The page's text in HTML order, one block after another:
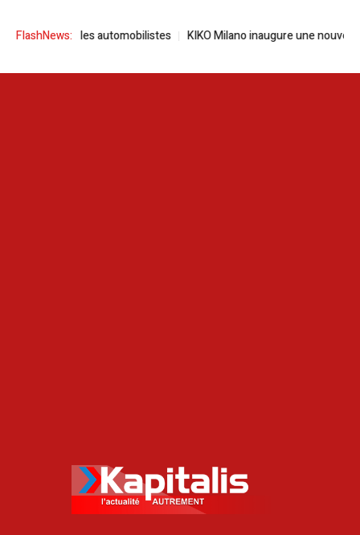
FlashNews:
pour les automobilistes KIKO Milano inaugure une nouvelle